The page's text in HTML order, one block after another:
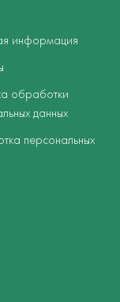
информация
обработки
данных
персональных